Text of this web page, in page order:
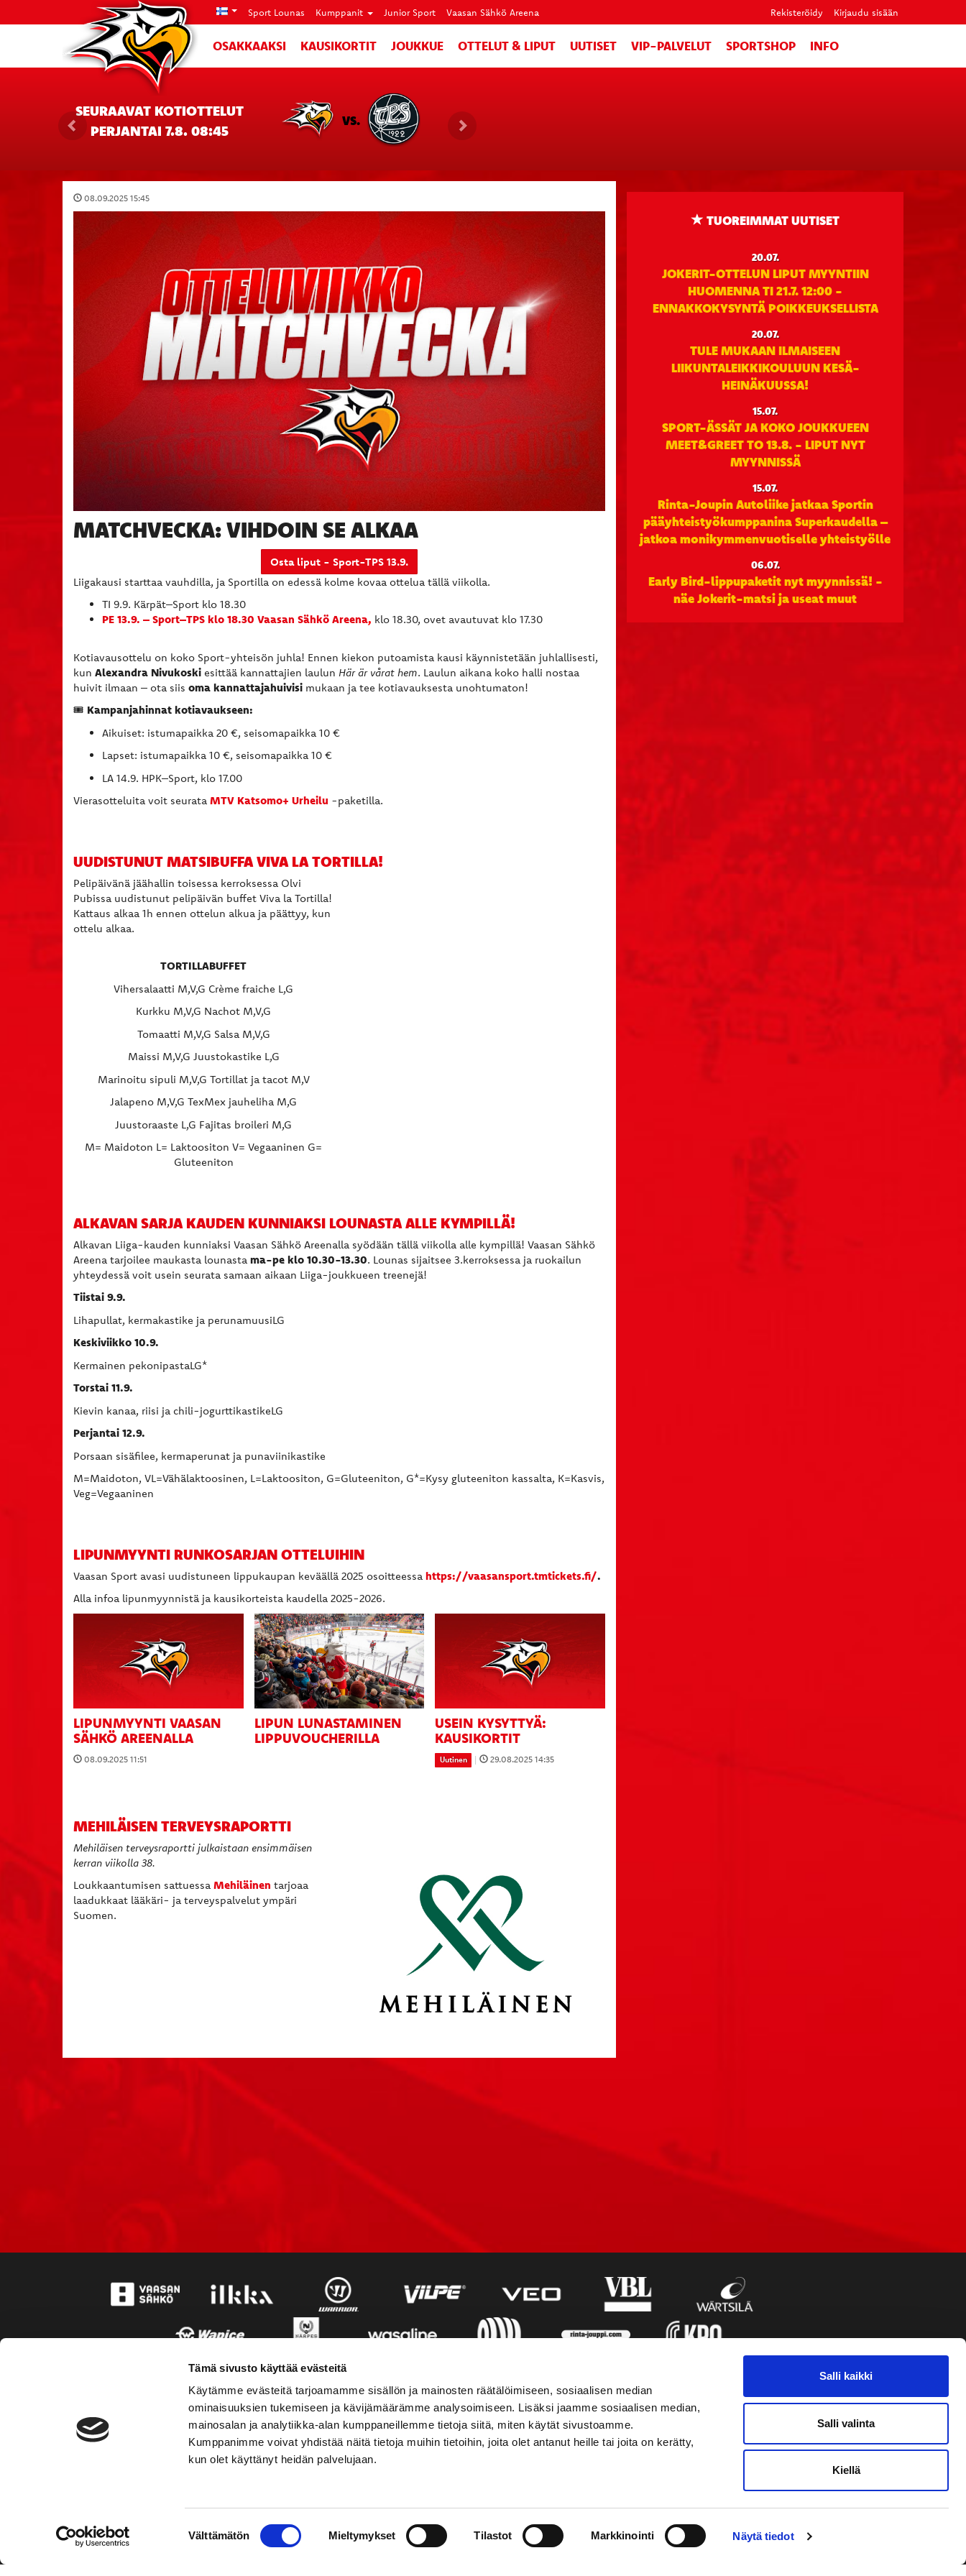
Tämä sivusto käyttää evästeitä
Käytämme evästeitä tarjoamamme sisällön ja mainosten räätälöimiseen, sosiaalisen median
ominaisuuksien tukemiseen ja kävijämäärämme analysoimiseen. Lisäksi jaamme sosiaalisen median,
mainosalan ja analytiikka-alan kumppaneillemme tietoja siitä, miten käytät sivustoamme.
Kumppanimme voivat yhdistää näitä tietoja muihin tietoihin, joita olet antanut heille tai joita on kerätty,
kun olet käyttänyt heidän palvelujaan.
Välttämätön Mieltymykset Tilastot Markkinointi Näytä tiedot
Salli kaikki
Salli valinta
Kiellä
Sport Lounas Kumppanit Junior Sport Vaasan Sähkö Areena Rekisteröidy Kirjaudu sisään
OSAKKAAKSI KAUSIKORTIT JOUKKUE OTTELUT & LIPUT UUTISET VIP-PALVELUT SPORTSHOP INFO
SEURAAVAT KOTIOTTELUT
PERJANTAI 7.8. 08:45
VS.
08.09.2025 15:45
MATCHVECKA: VIHDOIN SE ALKAA
Osta liput - Sport-TPS 13.9.
Liigakausi starttaa vauhdilla, ja Sportilla on edessä kolme kovaa ottelua tällä viikolla.
TI 9.9. Kärpät–Sport klo 18.30
PE 13.9. – Sport–TPS klo 18.30 Vaasan Sähkö Areena, klo 18.30, ovet avautuvat klo 17.30
Kotiavausottelu on koko Sport-yhteisön juhla! Ennen kiekon putoamista kausi käynnistetään juhlallisesti,
kun Alexandra Nivukoski esittää kannattajien laulun Här är vårat hem. Laulun aikana koko halli nostaa
huivit ilmaan – ota siis oma kannattajahuivisi mukaan ja tee kotiavauksesta unohtumaton!
🎟 Kampanjahinnat kotiavaukseen:
Aikuiset: istumapaikka 20 €, seisomapaikka 10 €
Lapset: istumapaikka 10 €, seisomapaikka 10 €
LA 14.9. HPK–Sport, klo 17.00
Vierasotteluita voit seurata MTV Katsomo+ Urheilu -paketilla.
UUDISTUNUT MATSIBUFFA VIVA LA TORTILLA!
Pelipäivänä jäähallin toisessa kerroksessa Olvi
Pubissa uudistunut pelipäivän buffet Viva la Tortilla!
Kattaus alkaa 1h ennen ottelun alkua ja päättyy, kun
ottelu alkaa.
TORTILLABUFFET
Vihersalaatti M,V,G Crème fraiche L,G
Kurkku M,V,G Nachot M,V,G
Tomaatti M,V,G Salsa M,V,G
Maissi M,V,G Juustokastike L,G
Marinoitu sipuli M,V,G Tortillat ja tacot M,V
Jalapeno M,V,G TexMex jauheliha M,G
Juustoraaste L,G Fajitas broileri M,G
M= Maidoton L= Laktoositon V= Vegaaninen G=
Gluteeniton
ALKAVAN SARJA KAUDEN KUNNIAKSI LOUNASTA ALLE KYMPILLÄ!
Alkavan Liiga-kauden kunniaksi Vaasan Sähkö Areenalla syödään tällä viikolla alle kympillä! Vaasan Sähkö
Areena tarjoilee maukasta lounasta ma-pe klo 10.30-13.30. Lounas sijaitsee 3.kerroksessa ja ruokailun
yhteydessä voit usein seurata samaan aikaan Liiga-joukkueen treenejä!
Tiistai 9.9.
Lihapullat, kermakastike ja perunamuusiLG
Keskiviikko 10.9.
Kermainen pekonipastaLG*
Torstai 11.9.
Kievin kanaa, riisi ja chili-jogurttikastikeLG
Perjantai 12.9.
Porsaan sisäfilee, kermaperunat ja punaviinikastike
M=Maidoton, VL=Vähälaktoosinen, L=Laktoositon, G=Gluteeniton, G*=Kysy gluteeniton kassalta, K=Kasvis,
Veg=Vegaaninen
LIPUNMYYNTI RUNKOSARJAN OTTELUIHIN
Vaasan Sport avasi uudistuneen lippukaupan keväällä 2025 osoitteessa https://vaasansport.tmtickets.fi/.
Alla infoa lipunmyynnistä ja kausikorteista kaudella 2025-2026.
LIPUNMYYNTI VAASAN
SÄHKÖ AREENALLA
08.09.2025 11:51
LIPUN LUNASTAMINEN
LIPPUVOUCHERILLA
USEIN KYSYTTYÄ:
KAUSIKORTIT
Uutinen | 29.08.2025 14:35
MEHILÄISEN TERVEYSRAPORTTI
Mehiläisen terveysraportti julkaistaan ensimmäisen
kerran viikolla 38.
Loukkaantumisen sattuessa Mehiläinen tarjoaa
laadukkaat lääkäri- ja terveyspalvelut ympäri
Suomen.
TUOREIMMAT UUTISET
20.07.
JOKERIT-OTTELUN LIPUT MYYNTIIN
HUOMENNA TI 21.7. 12:00 -
ENNAKKOKYSYNTÄ POIKKEUKSELLISTA
20.07.
TULE MUKAAN ILMAISEEN
LIIKUNTALEIKKIKOULUUN KESÄ-
HEINÄKUUSSA!
15.07.
SPORT-ÄSSÄT JA KOKO JOUKKUEEN
MEET&GREET TO 13.8. - LIPUT NYT
MYYNNISSÄ
15.07.
Rinta-Joupin Autoliike jatkaa Sportin
pääyhteistyökumppanina Superkaudella –
jatkoa monikymmenvuotiselle yhteistyölle
06.07.
Early Bird-lippupaketit nyt myynnissä! -
näe Jokerit-matsi ja useat muut
Hockey-Team Vaasan Sport Oy
YHTEYSTIEDOT
Puh: 02 01 555 600
sportshop@vaasansport.fi
SOSIAALINEN MEDIA
facebook
VAASAN SPORT UUTISKIRJE